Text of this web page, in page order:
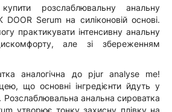
розслаблювальну анальну
Serum на силіконовій основі.
практикувати інтенсивну анальну
але зі збереженням
аналогічна до pjur analyse me!
що основні інгредієнти йдуть у
Розслаблювальна анальна сироватка
утворює тонку захисну плівку на